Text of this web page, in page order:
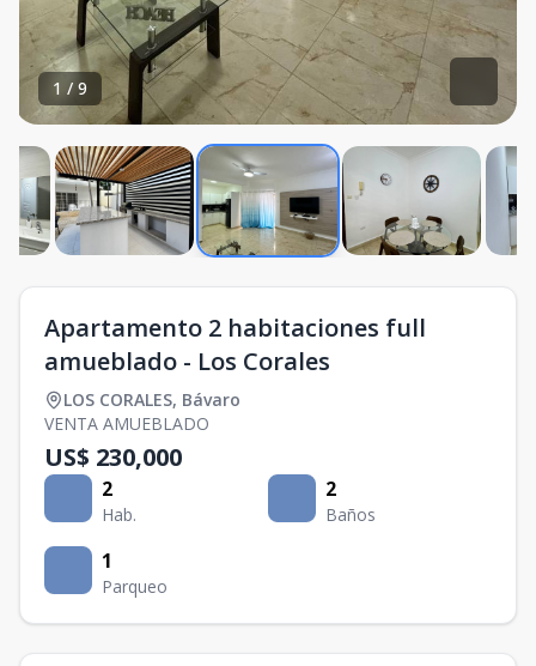
1 / 9
Apartamento 2 habitaciones full
amueblado - Los Corales
LOS CORALES, Bávaro
VENTA AMUEBLADO
US$ 230,000
2
Hab.
2
Baños
1
Parqueo